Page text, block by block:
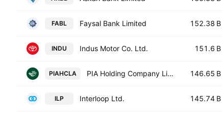
FABL Faysal Bank Limited 152.38 B
INDU Indus Motor Co. Ltd. 151.6 B
PIAHCLA PIA Holding Company Limited Class A 146.65 B
ILP Interloop Ltd. 145.74 B